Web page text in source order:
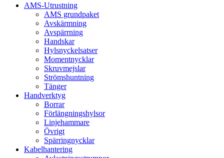
AMS-Utrustning
AMS grundpaket
Avskärmning
Avspärrning
Handskar
Hylsnyckelsatser
Momentnycklar
Skruvmejslar
Strömshuntning
Tänger
Handverktyg
Borrar
Förlängningshylsor
Linjehammare
Övrigt
Spärringnycklar
Kabelhantering